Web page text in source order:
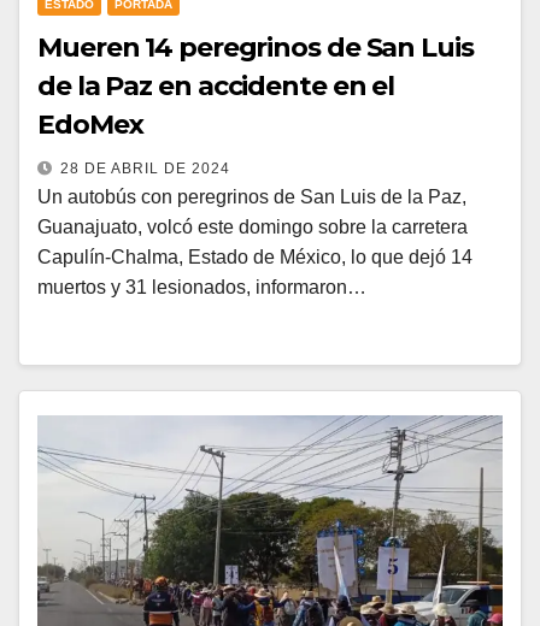
ESTADO PORTADA
Mueren 14 peregrinos de San Luis
de la Paz en accidente en el
EdoMex
28 DE ABRIL DE 2024
Un autobús con peregrinos de San Luis de la Paz,
Guanajuato, volcó este domingo sobre la carretera
Capulín-Chalma, Estado de México, lo que dejó 14
muertos y 31 lesionados, informaron…